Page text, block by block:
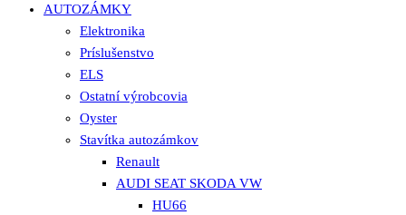
AUTOZÁMKY
Elektronika
Príslušenstvo
ELS
Ostatní výrobcovia
Oyster
Stavítka autozámkov
Renault
AUDI SEAT SKODA VW
HU66